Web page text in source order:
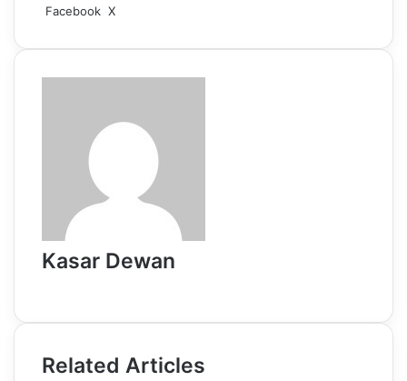
Facebook X
Email
Kasar Dewan
Related Articles